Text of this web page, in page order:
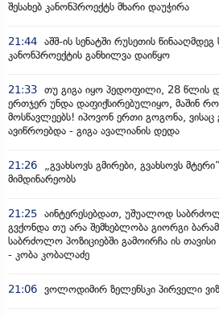
შესახებ კანონპროექტს მხარი დაუჭირა
21:44 აშშ-ის სენატში რუსეთის წინააღმდეგ
კანონპროექტის განხილვა დაიწყო
21:33 თუ გიგა იყო პედოფილი, 28 წლის
ერთჯერ უნდა დაფიქსირებულიყო, მაშინ
მოსწავლეებს! იპოვონ ერთი გოგონა, ვისაც
ავიწროებდა - გიგა ავალიანის დედა
21:26
„გვახსოვს გმირები, გვახსოვს
მიმდინარეობს
21:25 აინტერესებდათ, უშუალოდ
გვქონდა თუ არა შემხებლობა გიორგი
საბრძოლო პოზიციებში გამოირჩა ის
- კობა კობალაძე
21:06 ვოლოდიმირ ზელენსკი პირველი